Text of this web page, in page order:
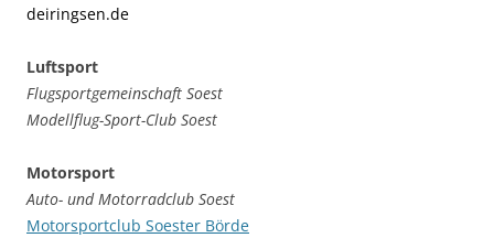
deiringsen.de
Luftsport
Flugsportgemeinschaft Soest
Modellflug-Sport-Club Soest
Motorsport
Auto- und Motorradclub Soest
Motorsportclub Soester Börde